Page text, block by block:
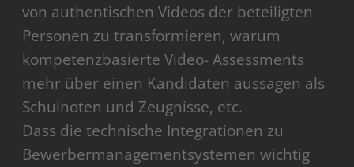
von authentischen Videos der beteiligten
Personen zu transformieren, warum
kompetenzbasierte Video- Assessments
mehr über einen Kandidaten aussagen als
Schulnoten und Zeugnisse, etc.
Dass die technische Integrationen zu
Bewerbermanagementsystemen wichtig